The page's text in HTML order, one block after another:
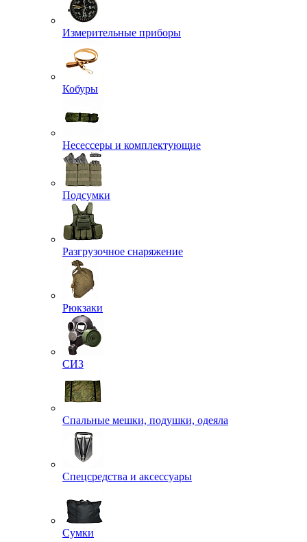
Измерительные приборы
Кобуры
Несессеры и комплектующие
Подсумки
Разгрузочное снаряжение
Рюкзаки
СИЗ
Спальные мешки, подушки, одеяла
Спецсредства и аксессуары
Сумки